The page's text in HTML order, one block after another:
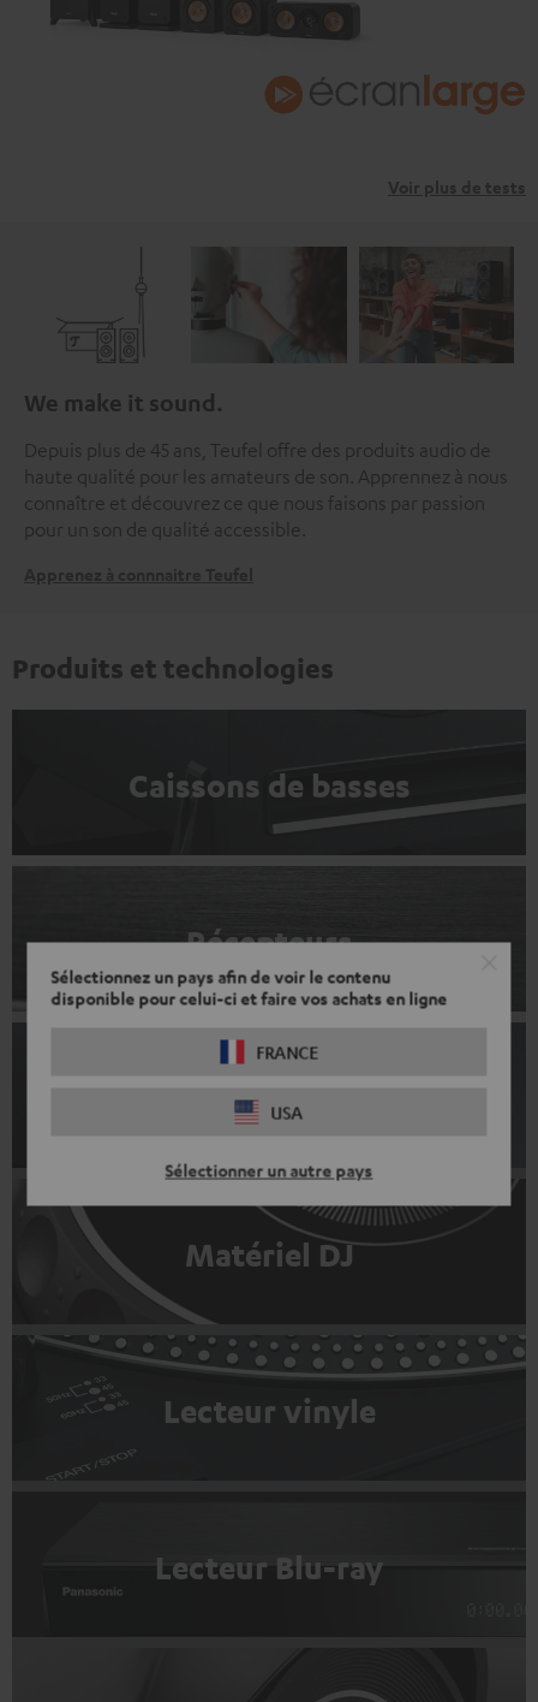
Sélectionnez un pays afin de voir le contenu
disponible pour celui-ci et faire vos achats en ligne
FRANCE
USA
Sélectionner un autre pays
Voir plus de tests
We make it sound.
Depuis plus de 45 ans, Teufel offre des produits audio de
haute qualité pour les amateurs de son. Apprennez à nous
connaître et découvrez ce que nous faisons par passion
pour un son de qualité accessible.
Produits et technologies
Caissons de basses
Récepteurs
Accessoires de gaming
Matériel DJ
Lecteur vinyle
Lecteur Blu-ray